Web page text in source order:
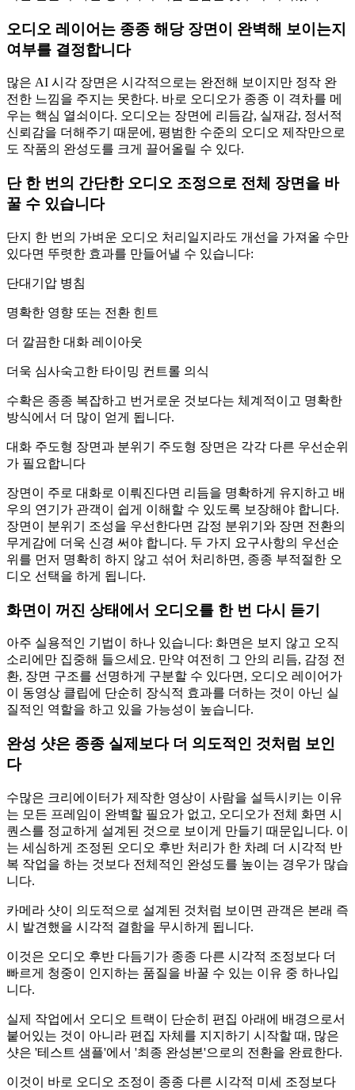
오디오 레이어는 종종 해당 장면이 완벽해 보이는지
여부를 결정합니다
많은 AI 시각 장면은 시각적으로는 완전해 보이지만 정작 완
전한 느낌을 주지는 못한다. 바로 오디오가 종종 이 격차를 메
우는 핵심 열쇠이다. 오디오는 장면에 리듬감, 실재감, 정서적
신뢰감을 더해주기 때문에, 평범한 수준의 오디오 제작만으로
도 작품의 완성도를 크게 끌어올릴 수 있다.
단 한 번의 간단한 오디오 조정으로 전체 장면을 바
꿀 수 있습니다
단지 한 번의 가벼운 오디오 처리일지라도 개선을 가져올 수만
있다면 뚜렷한 효과를 만들어낼 수 있습니다:
단대기압 병침
명확한 영향 또는 전환 힌트
더 깔끔한 대화 레이아웃
더욱 심사숙고한 타이밍 컨트롤 의식
수확은 종종 복잡하고 번거로운 것보다는 체계적이고 명확한
방식에서 더 많이 얻게 됩니다.
대화 주도형 장면과 분위기 주도형 장면은 각각 다른 우선순위
가 필요합니다
장면이 주로 대화로 이뤄진다면 리듬을 명확하게 유지하고 배
우의 연기가 관객이 쉽게 이해할 수 있도록 보장해야 합니다.
장면이 분위기 조성을 우선한다면 감정 분위기와 장면 전환의
무게감에 더욱 신경 써야 합니다. 두 가지 요구사항의 우선순
위를 먼저 명확히 하지 않고 섞어 처리하면, 종종 부적절한 오
디오 선택을 하게 됩니다.
화면이 꺼진 상태에서 오디오를 한 번 다시 듣기
아주 실용적인 기법이 하나 있습니다: 화면은 보지 않고 오직
소리에만 집중해 들으세요. 만약 여전히 그 안의 리듬, 감정 전
환, 장면 구조를 선명하게 구분할 수 있다면, 오디오 레이어가
이 동영상 클립에 단순히 장식적 효과를 더하는 것이 아닌 실
질적인 역할을 하고 있을 가능성이 높습니다.
완성 샷은 종종 실제보다 더 의도적인 것처럼 보인
다
수많은 크리에이터가 제작한 영상이 사람을 설득시키는 이유
는 모든 프레임이 완벽할 필요가 없고, 오디오가 전체 화면 시
퀀스를 정교하게 설계된 것으로 보이게 만들기 때문입니다. 이
는 세심하게 조정된 오디오 후반 처리가 한 차례 더 시각적 반
복 작업을 하는 것보다 전체적인 완성도를 높이는 경우가 많습
니다.
카메라 샷이 의도적으로 설계된 것처럼 보이면 관객은 본래 즉
시 발견했을 시각적 결함을 무시하게 됩니다.
이것은 오디오 후반 다듬기가 종종 다른 시각적 조정보다 더
빠르게 청중이 인지하는 품질을 바꿀 수 있는 이유 중 하나입
니다.
실제 작업에서 오디오 트랙이 단순히 편집 아래에 배경으로서
붙어있는 것이 아니라 편집 자체를 지지하기 시작할 때, 많은
샷은 '테스트 샘플'에서 '최종 완성본'으로의 전환을 완료한다.
이것이 바로 오디오 조정이 종종 다른 시각적 미세 조정보다